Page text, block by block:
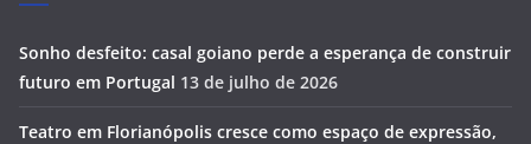
Sonho desfeito: casal goiano perde a esperança de construir
futuro em Portugal 13 de julho de 2026
Teatro em Florianópolis cresce como espaço de expressão,